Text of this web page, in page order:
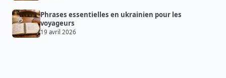
Phrases essentielles en ukrainien pour les
voyageurs
19 avril 2026